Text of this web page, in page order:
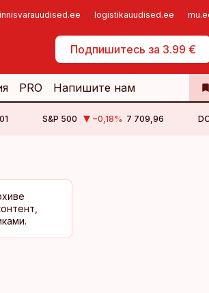
logistikauudised.ee
Подпишитесь за 3.99 €
PRO Напишите нам
S&P 500 −0,18% 7 709,96